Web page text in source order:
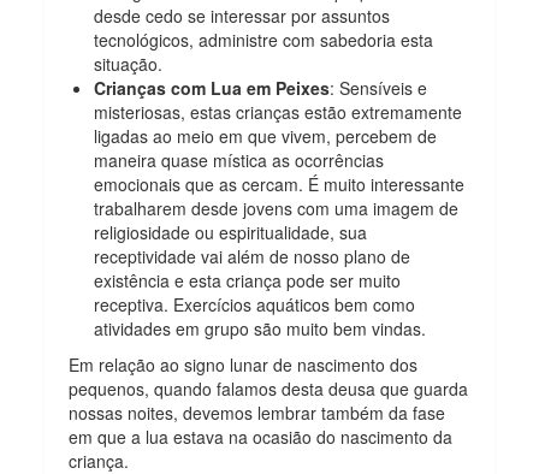
desde cedo se interessar por assuntos
tecnológicos, administre com sabedoria esta
situação.
Crianças com Lua em Peixes: Sensíveis e
misteriosas, estas crianças estão extremamente
ligadas ao meio em que vivem, percebem de
maneira quase mística as ocorrências
emocionais que as cercam. É muito interessante
trabalharem desde jovens com uma imagem de
religiosidade ou espiritualidade, sua
receptividade vai além de nosso plano de
existência e esta criança pode ser muito
receptiva. Exercícios aquáticos bem como
atividades em grupo são muito bem vindas.
Em relação ao signo lunar de nascimento dos
pequenos, quando falamos desta deusa que guarda
nossas noites, devemos lembrar também da fase
em que a lua estava na ocasião do nascimento da
criança.